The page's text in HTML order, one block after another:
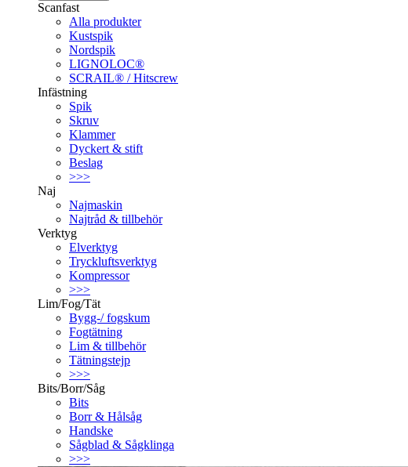
Scanfast
Alla produkter
Kustspik
Nordspik
LIGNOLOC®
SCRAIL® / Hitscrew
Infästning
Spik
Skruv
Klammer
Dyckert & stift
Beslag
>>>
Naj
Najmaskin
Najtråd & tillbehör
Verktyg
Elverktyg
Tryckluftsverktyg
Kompressor
>>>
Lim/Fog/Tät
Bygg-/ fogskum
Fogtätning
Lim & tillbehör
Tätningstejp
>>>
Bits/Borr/Såg
Bits
Borr & Hålsåg
Handske
Sågblad & Sågklinga
>>>